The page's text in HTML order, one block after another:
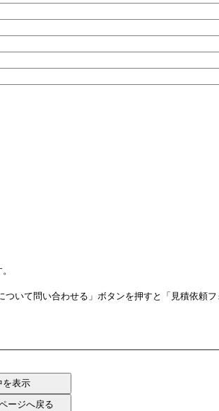
いて問い合わせる」ボタンを押すと「見積依頼フ